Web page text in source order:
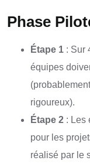
Phase
Étape 1 : Sur
équipes
rigoureux).
Étape 2 : Les
pour les
réalisé par le